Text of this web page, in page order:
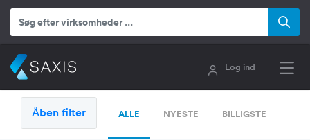
Log ind
Åben filter ALLE NYESTE BILLIGSTE